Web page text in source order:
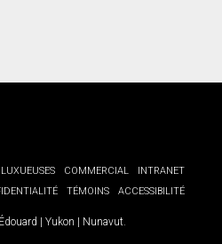
COMMERCIAL
INTRANET
TÉMOINS ACCESSIBILITÉ
| Yukon | Nunavut